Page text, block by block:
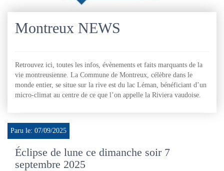
Montreux NEWS
Retrouvez ici, toutes les infos, évènements et faits marquants de la
vie montreusienne. La Commune de Montreux, célèbre dans le
monde entier, se situe sur la rive est du lac Léman, bénéficiant d’un
micro-climat au centre de ce que l’on appelle la Riviera vaudoise.
Paru le: 07/09/2025
Éclipse de lune ce dimanche soir 7
septembre 2025